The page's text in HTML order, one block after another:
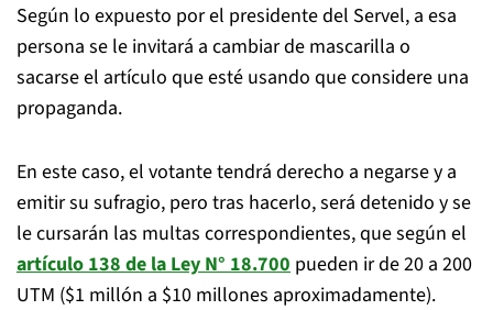
Según lo expuesto por el presidente del Servel, a esa
persona se le invitará a cambiar de mascarilla o
sacarse el artículo que esté usando que considere una
propaganda.
En este caso, el votante tendrá derecho a negarse y a
emitir su sufragio, pero tras hacerlo, será detenido y se
le cursarán las multas correspondientes, que según el
artículo 138 de la Ley N° 18.700 pueden ir de 20 a 200
UTM ($1 millón a $10 millones aproximadamente).